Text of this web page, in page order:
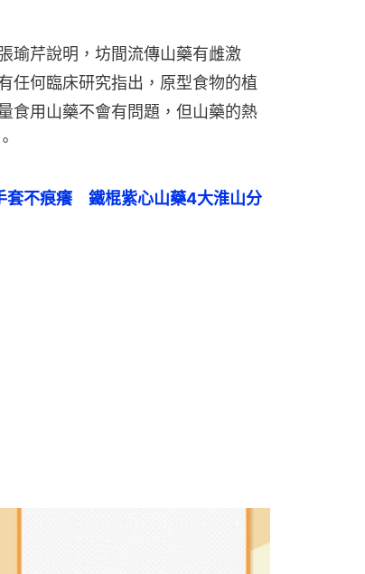
瑜芹說明，坊間流傳山藥有雌激
任何臨床研究指出，原型食物的植
食用山藥不會有問題，但山藥的熱
套不痕癢　鐵棍紫心山藥4大淮山分